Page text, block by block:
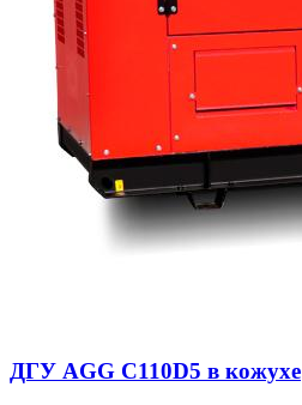
ДГУ AGG C110D5 в кожухе